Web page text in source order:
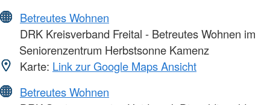
Betreutes Wohnen
DRK Kreisverband Freital - Betreutes Wohnen im
Seniorenzentrum Herbstsonne Kamenz
Karte: Link zur Google Maps Ansicht
Betreutes Wohnen